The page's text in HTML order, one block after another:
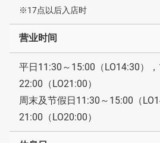
※17点以后入店时
营业时间
平日11:30～15:00（LO14:30）
22:00（LO21:00）
周末及节假日11:30～15:00（
21:00（LO20:00）